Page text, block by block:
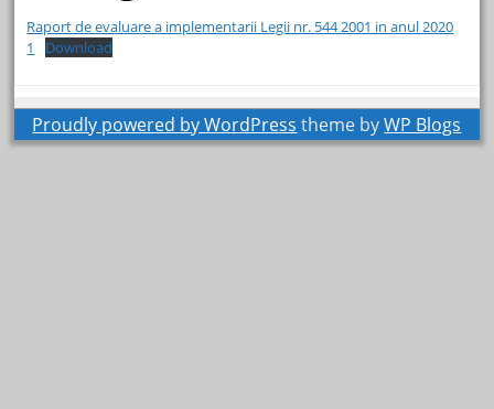
Raport de evaluare a implementarii Legii nr. 544 2001 in anul 2020
1
Download
Proudly powered by WordPress theme byWP Blogs